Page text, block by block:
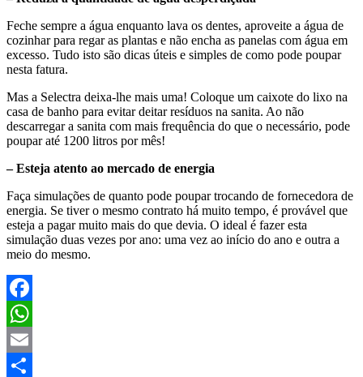
Feche sempre a água enquanto lava os dentes, aproveite a água de
cozinhar para regar as plantas e não encha as panelas com água em
excesso. Tudo isto são dicas úteis e simples de como pode poupar
nesta fatura.
Mas a Selectra deixa-lhe mais uma! Coloque um caixote do lixo na
casa de banho para evitar deitar resíduos na sanita. Ao não
descarregar a sanita com mais frequência do que o necessário, pode
poupar até 1200 litros por mês!
– Esteja atento ao mercado de energia
Faça simulações de quanto pode poupar trocando de fornecedora de
energia. Se tiver o mesmo contrato há muito tempo, é provável que
esteja a pagar muito mais do que devia. O ideal é fazer esta
simulação duas vezes por ano: uma vez ao início do ano e outra a
meio do mesmo.
Facebook
WhatsApp
Email